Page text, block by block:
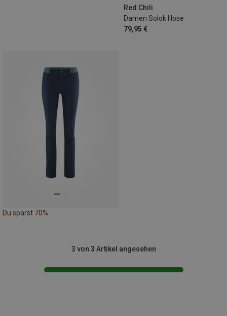
Red Chili
Damen Solok Hose
79,95 €
Du sparst 70%
3 von 3 Artikel angesehen